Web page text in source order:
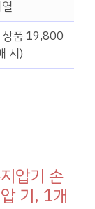
상품 19,800
시)
압기 손
기, 1개